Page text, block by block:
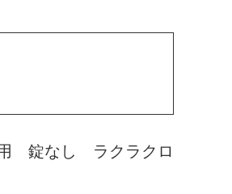
錠なし ラクラクロ